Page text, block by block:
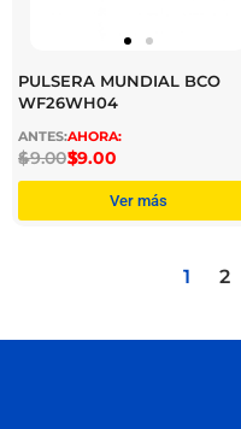
PULSERA MUNDIAL BCO
WF26WH04
$
49.00$
39.00
Ver más
1 2